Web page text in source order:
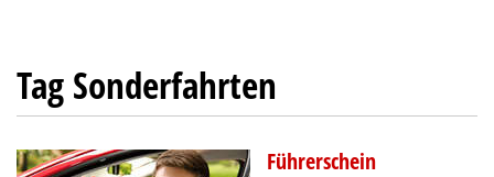
Tag Sonderfahrten
Führerschein